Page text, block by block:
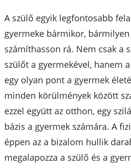
A szülő egyik legfontosabb
gyermeke bármikor,
számíthasson rá. Nem csak a
szülőt a gyermekével, hanem
egy olyan pont a gyermek
minden körülmények között
ezzel együtt az otthon, egy
bázis a gyermek számára. A
éppen az a bizalom hullik
megalapozza a szülő és a